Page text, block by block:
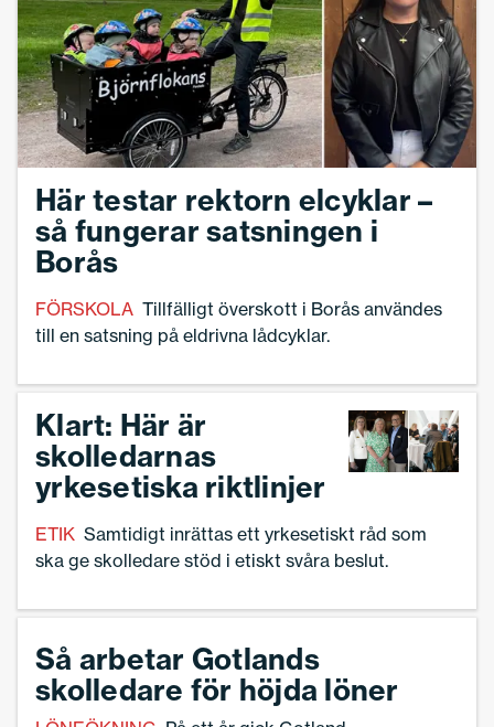
Här testar rektorn elcyklar –
så fungerar satsningen i
Borås
FÖRSKOLA Tillfälligt överskott i Borås användes
till en satsning på eldrivna lådcyklar.
Klart: Här är
skolledarnas
yrkesetiska riktlinjer
ETIK Samtidigt inrättas ett yrkesetiskt råd som
ska ge skolledare stöd i etiskt svåra beslut.
Så arbetar Gotlands
skolledare för höjda löner